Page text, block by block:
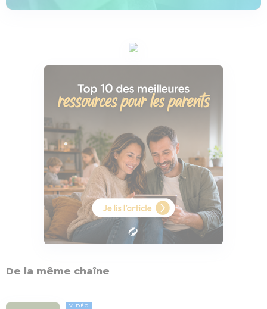
De la même chaîne
VIDÉO